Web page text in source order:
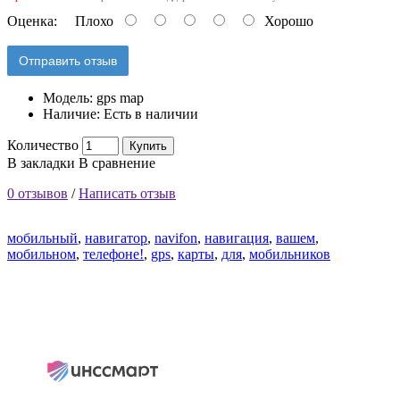
Оценка: Плохо Хорошо
Отправить отзыв
Модель: gps map
Наличие: Есть в наличии
Количество Купить
В закладки В сравнение
0 отзывов /Написать отзыв
мобильный, навигатор, navifon, навигация, вашем,
мобильном, телефоне!, gps, карты, для, мобильников